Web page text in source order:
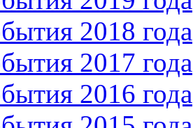
2018 года
2017 года
2016 года